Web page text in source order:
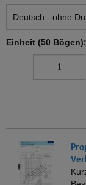
Einheit (50